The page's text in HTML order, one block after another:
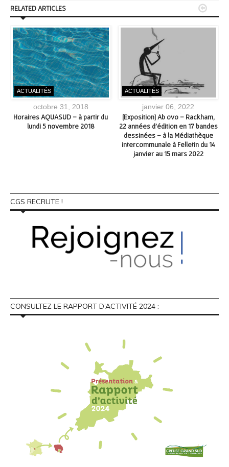
RELATED ARTICLES
ACTUALITÉS
octobre 31, 2018
Horaires AQUASUD – à partir du
lundi 5 novembre 2018
ACTUALITÉS
janvier 06, 2022
[Exposition] Ab ovo – Rackham,
22 années d’édition en 17 bandes
dessinées – à la Médiathèque
intercommunale à Felletin du 14
janvier au 15 mars 2022

CGS RECRUTE !
CONSULTEZ LE RAPPORT D’ACTIVITÉ 2024 :